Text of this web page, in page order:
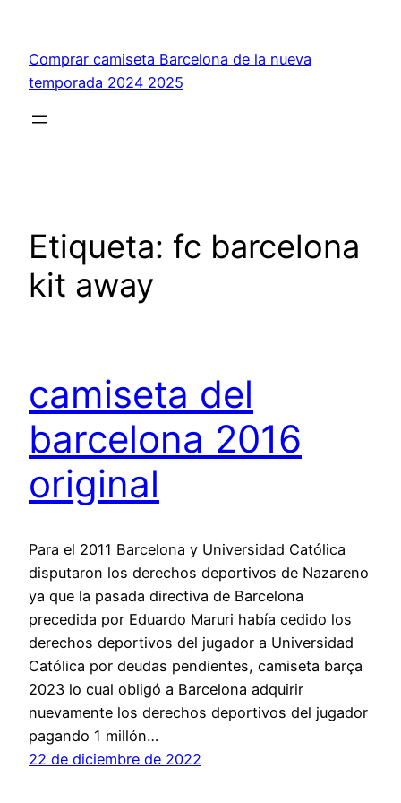
contenido
Comprar camiseta Barcelona de la nueva
temporada 2024 2025
Etiqueta: fc barcelona
kit away
camiseta del
barcelona 2016
original
Para el 2011 Barcelona y Universidad Católica
disputaron los derechos deportivos de Nazareno
ya que la pasada directiva de Barcelona
precedida por Eduardo Maruri había cedido los
derechos deportivos del jugador a Universidad
Católica por deudas pendientes, camiseta barça
2023 lo cual obligó a Barcelona adquirir
nuevamente los derechos deportivos del jugador
pagando 1 millón…
22 de diciembre de 2022